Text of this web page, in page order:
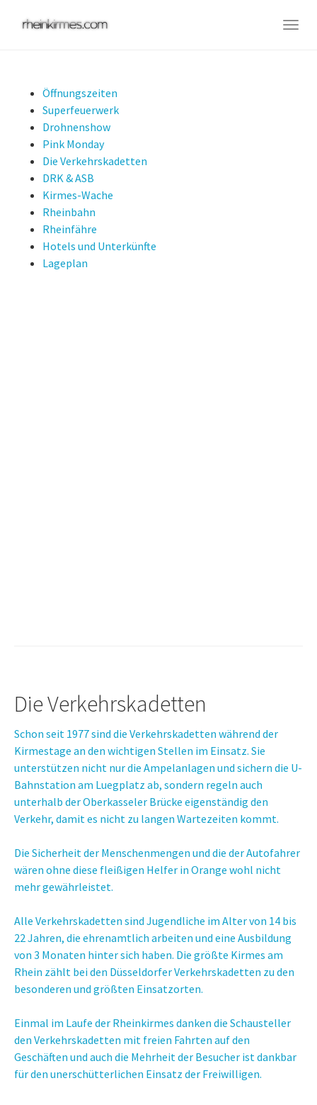
Öffnungszeiten
Superfeuerwerk
Drohnenshow
Pink Monday
Die Verkehrskadetten
DRK & ASB
Kirmes-Wache
Rheinbahn
Rheinfähre
Hotels und Unterkünfte
Lageplan
Die Verkehrskadetten
Schon seit 1977 sind die Verkehrskadetten während der
Kirmestage an den wichtigen Stellen im Einsatz. Sie
unterstützen nicht nur die Ampelanlagen und sichern die U-
Bahnstation am Luegplatz ab, sondern regeln auch
unterhalb der Oberkasseler Brücke eigenständig den
Verkehr, damit es nicht zu langen Wartezeiten kommt.
Die Sicherheit der Menschenmengen und die der Autofahrer
wären ohne diese fleißigen Helfer in Orange wohl nicht
mehr gewährleistet.
Alle Verkehrskadetten sind Jugendliche im Alter von 14 bis
22 Jahren, die ehrenamtlich arbeiten und eine Ausbildung
von 3 Monaten hinter sich haben. Die größte Kirmes am
Rhein zählt bei den Düsseldorfer Verkehrskadetten zu den
besonderen und größten Einsatzorten.
Einmal im Laufe der Rheinkirmes danken die Schausteller
den Verkehrskadetten mit freien Fahrten auf den
Geschäften und auch die Mehrheit der Besucher ist dankbar
für den unerschütterlichen Einsatz der Freiwilligen.